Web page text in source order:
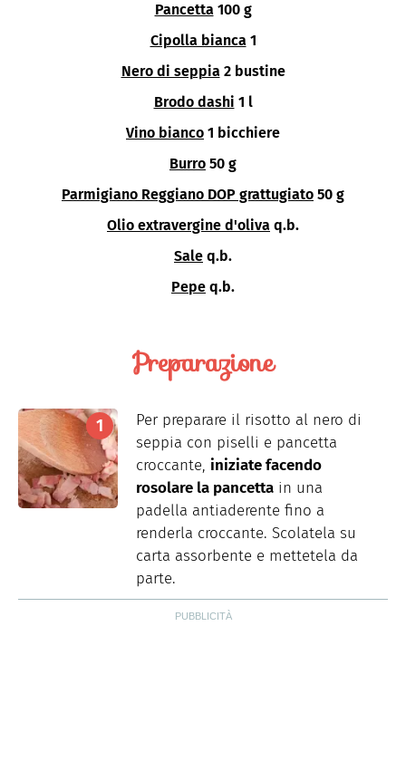
Pancetta 100 g
Cipolla bianca 1
Nero di seppia 2 bustine
Brodo dashi 1 l
Vino bianco 1 bicchiere
Burro 50 g
Parmigiano Reggiano DOP grattugiato 50 g
Olio extravergine d'oliva q.b.
Sale q.b.
Pepe q.b.
Preparazione
Per preparare il risotto al nero di
seppia con piselli e pancetta
croccante, iniziate facendo
rosolare la pancetta in una
padella antiaderente fino a
renderla croccante. Scolatela su
carta assorbente e mettetela da
parte.